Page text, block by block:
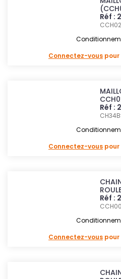
Réf :
Connectez-vous
Réf :
Connectez-vous
Réf :
Connectez-vous